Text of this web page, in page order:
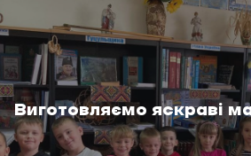
Виготовляємо яскраві